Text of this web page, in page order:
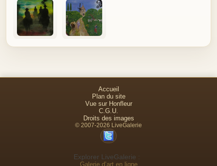
Accueil
Plan du site
Vue sur Honfleur
C.G.U.
Droits des images
© 2007-2026 LiveGalerie
Explorer LiveGalerie :
Galerie d’art en ligne